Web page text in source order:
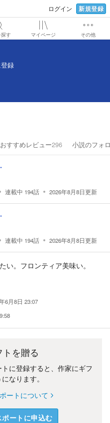
ログイン 新規登録
す マイページ その他
録
おすすめレビュー296 小説のフォ
連載中 194話 2026年8月8日更新
連載中 194話 2026年8月8日更新
い。フロンティア美味い。
6月8日 23:07
を贈る
に登録すると、作家にギフ
なります。
ートについて
ートに申込む